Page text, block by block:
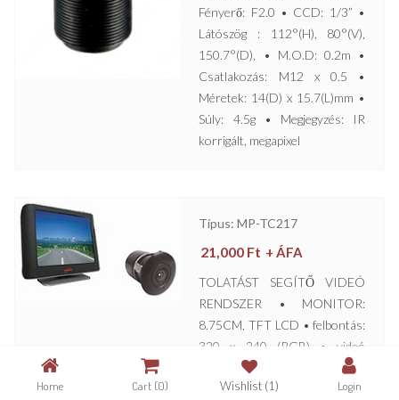
Fényerő: F2.0 • CCD: 1/3” •
Látószög : 112°(H), 80°(V),
150.7°(D), • M.O.D: 0.2m •
Csatlakozás: M12 x 0.5 •
Méretek: 14(D) x 15.7(L)mm •
Súly: 4.5g • Megjegyzés: IR
korrigált, megapixel
Típus: MP-TC217
21,000 Ft + ÁFA
TOLATÁST SEGÍTŐ VIDEÓ
RENDSZER • MONITOR:
8.75CM, TFT LCD • felbontás:
320 x 240 (RGB) • videó
bemenet: 1Vpp, 75Ω, RCA,
CVBS • videó raszter a tolatás
Home Cart (0) Wishlist (1) Login